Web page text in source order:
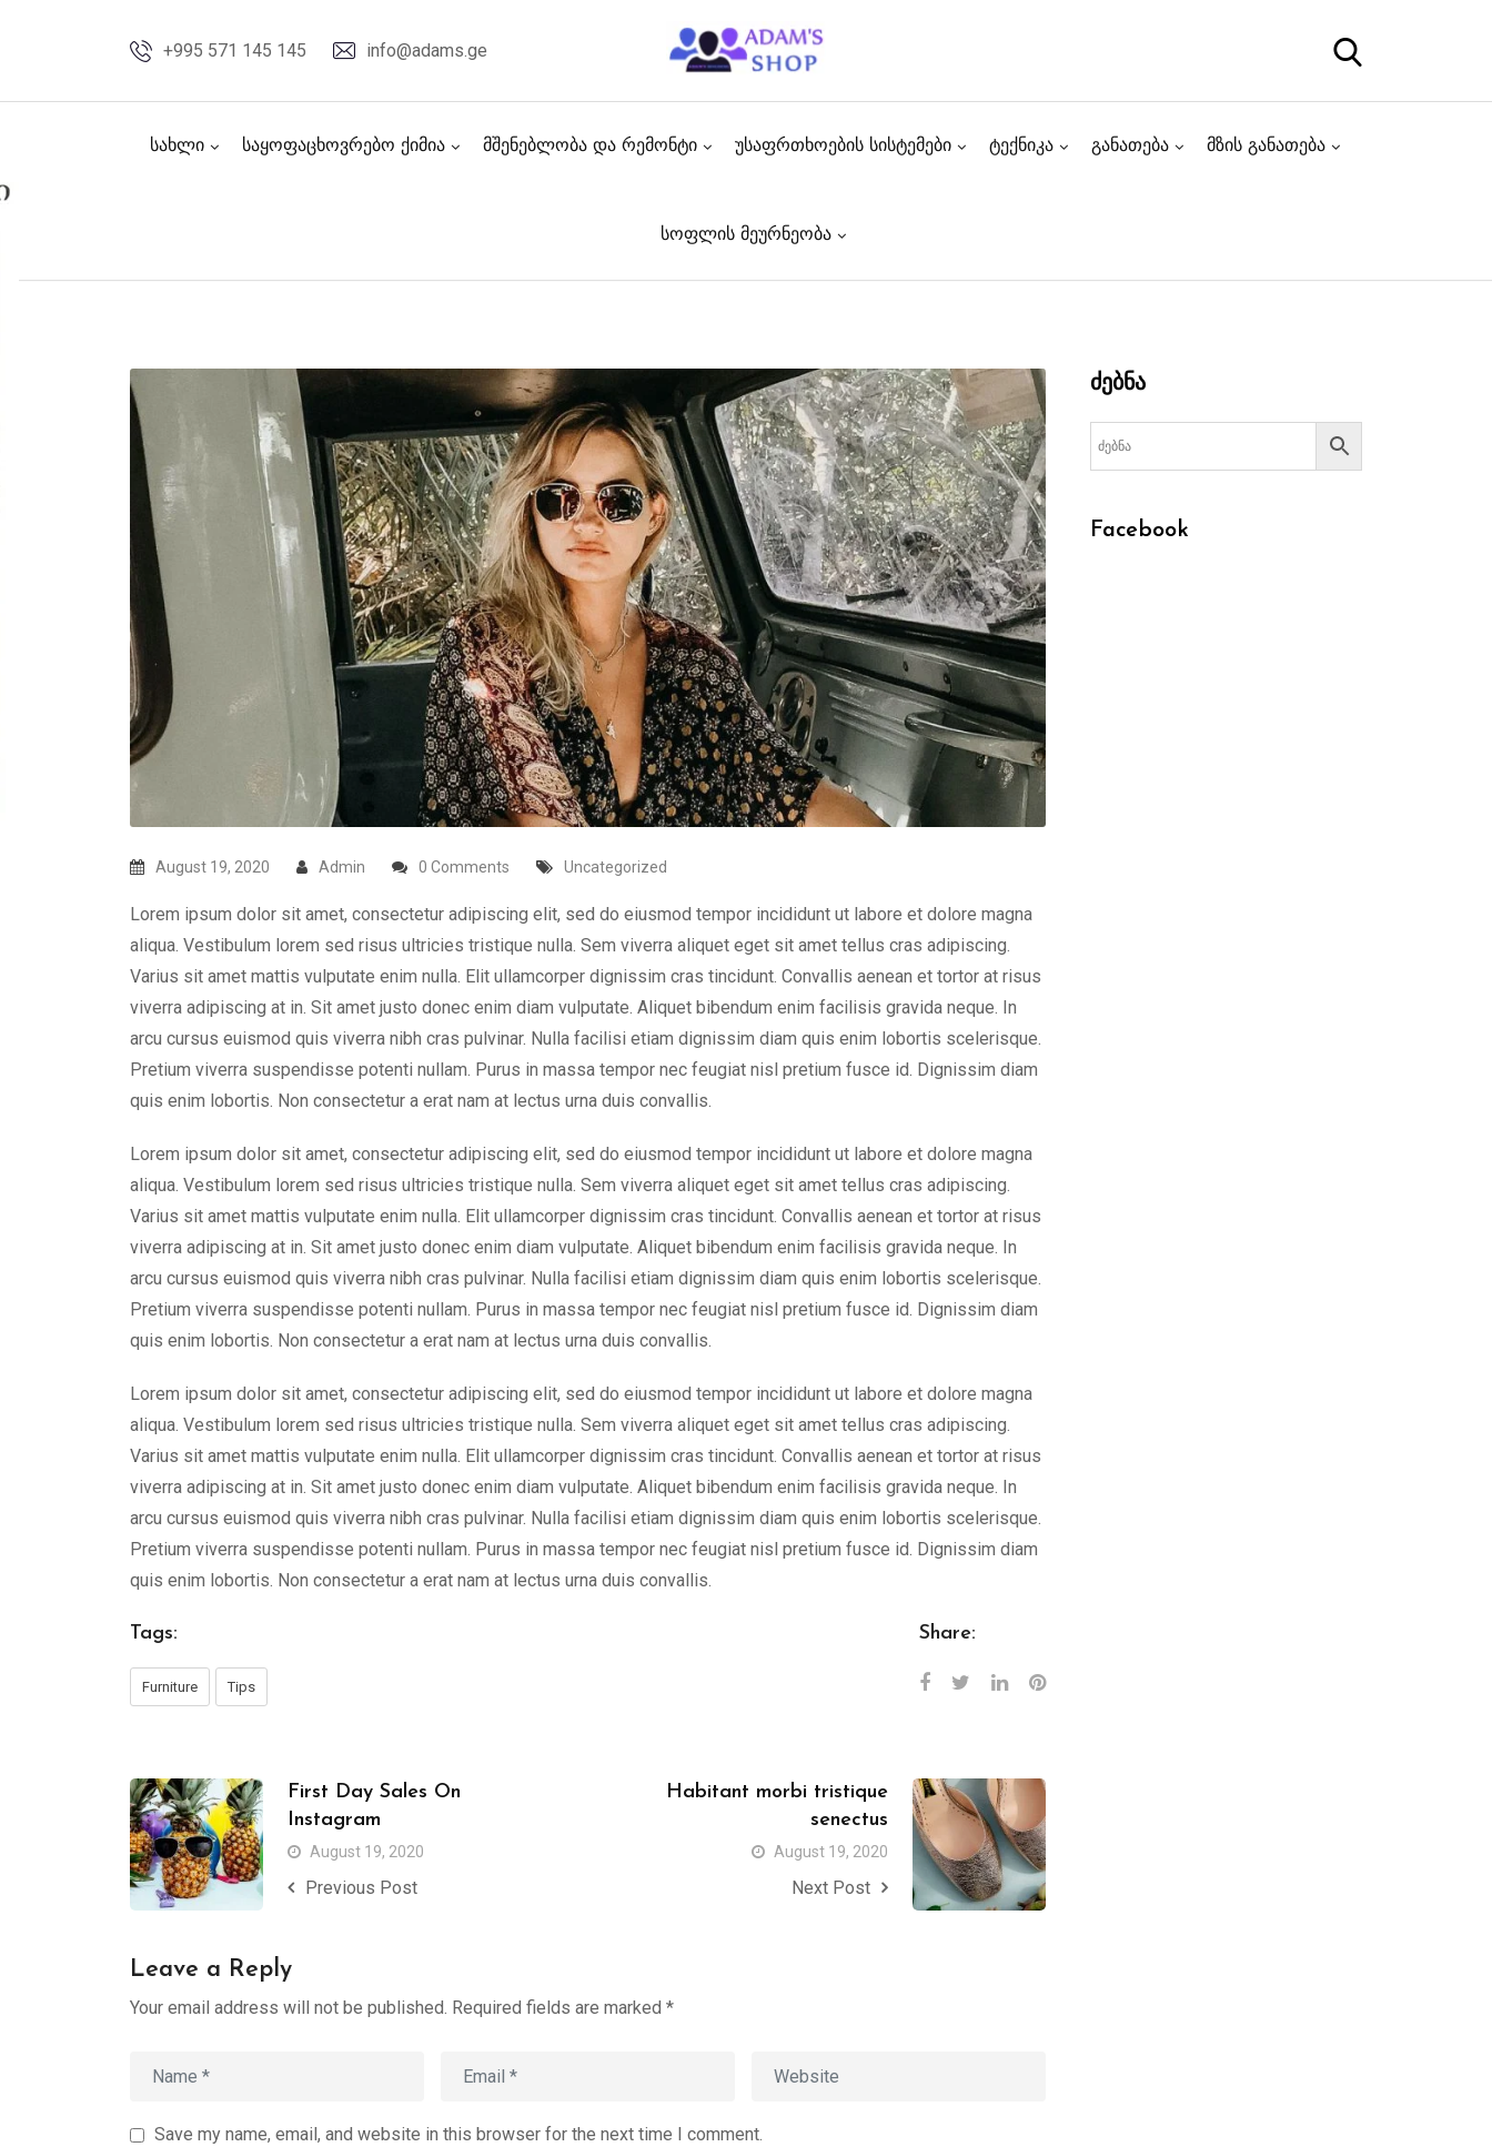
+995 571 145 145 info@adams.ge
სახლი საყოფაცხოვრებო ქიმია მშენებლობა და რემონტი უსაფრთხოების სისტემები ტექნიკა განათება მზის განათება
სოფლის მეურნეობა
August 19, 2020 Admin 0 Comments Uncategorized
Lorem ipsum dolor sit amet, consectetur adipiscing elit, sed do eiusmod tempor incididunt ut labore et dolore magna
aliqua. Vestibulum lorem sed risus ultricies tristique nulla. Sem viverra aliquet eget sit amet tellus cras adipiscing.
Varius sit amet mattis vulputate enim nulla. Elit ullamcorper dignissim cras tincidunt. Convallis aenean et tortor at risus
viverra adipiscing at in. Sit amet justo donec enim diam vulputate. Aliquet bibendum enim facilisis gravida neque. In
arcu cursus euismod quis viverra nibh cras pulvinar. Nulla facilisi etiam dignissim diam quis enim lobortis scelerisque.
Pretium viverra suspendisse potenti nullam. Purus in massa tempor nec feugiat nisl pretium fusce id. Dignissim diam
quis enim lobortis. Non consectetur a erat nam at lectus urna duis convallis.
Lorem ipsum dolor sit amet, consectetur adipiscing elit, sed do eiusmod tempor incididunt ut labore et dolore magna
aliqua. Vestibulum lorem sed risus ultricies tristique nulla. Sem viverra aliquet eget sit amet tellus cras adipiscing.
Varius sit amet mattis vulputate enim nulla. Elit ullamcorper dignissim cras tincidunt. Convallis aenean et tortor at risus
viverra adipiscing at in. Sit amet justo donec enim diam vulputate. Aliquet bibendum enim facilisis gravida neque. In
arcu cursus euismod quis viverra nibh cras pulvinar. Nulla facilisi etiam dignissim diam quis enim lobortis scelerisque.
Pretium viverra suspendisse potenti nullam. Purus in massa tempor nec feugiat nisl pretium fusce id. Dignissim diam
quis enim lobortis. Non consectetur a erat nam at lectus urna duis convallis.
Lorem ipsum dolor sit amet, consectetur adipiscing elit, sed do eiusmod tempor incididunt ut labore et dolore magna
aliqua. Vestibulum lorem sed risus ultricies tristique nulla. Sem viverra aliquet eget sit amet tellus cras adipiscing.
Varius sit amet mattis vulputate enim nulla. Elit ullamcorper dignissim cras tincidunt. Convallis aenean et tortor at risus
viverra adipiscing at in. Sit amet justo donec enim diam vulputate. Aliquet bibendum enim facilisis gravida neque. In
arcu cursus euismod quis viverra nibh cras pulvinar. Nulla facilisi etiam dignissim diam quis enim lobortis scelerisque.
Pretium viverra suspendisse potenti nullam. Purus in massa tempor nec feugiat nisl pretium fusce id. Dignissim diam
quis enim lobortis. Non consectetur a erat nam at lectus urna duis convallis.
Tags:
Furniture Tips
Share:
First Day Sales On
Instagram
August 19, 2020
Previous Post
Habitant morbi tristique
senectus
August 19, 2020
Next Post
Leave a Reply
Your email address will not be published. Required fields are marked *
Save my name, email, and website in this browser for the next time I comment.
ძებნა
Facebook